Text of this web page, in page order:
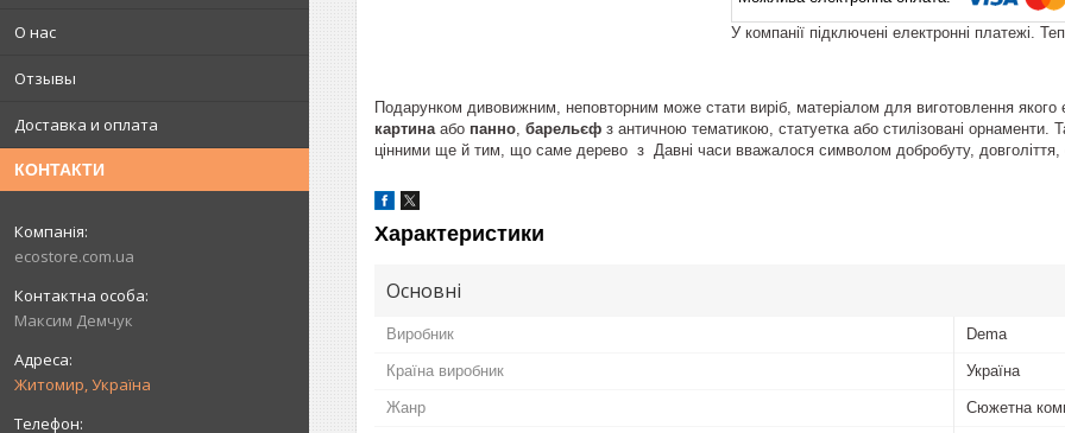
О нас
Отзывы
Доставка и оплата
КОНТАКТИ
ecostore.com.ua
Максим Демчук
Житомир, Україна
У компанії підключені електронні платежі.
Подарунком дивовижним, неповторним може стати виріб, матеріалом для виготовлення
картина або панно барельєф з античною тематикою, статуетка або стилізовані
цінними ще й тим, що саме дерево з Давні часи вважалося символом добробуту, довголіття,
Характеристики
Основні
Виробник Dema
Країна виробник Україна
Жанр Сюжетна